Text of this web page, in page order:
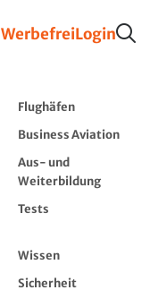
WerbefreiLogin
Flughäfen
Business Aviation
Aus- und
Weiterbildung
Tests
Wissen
Sicherheit